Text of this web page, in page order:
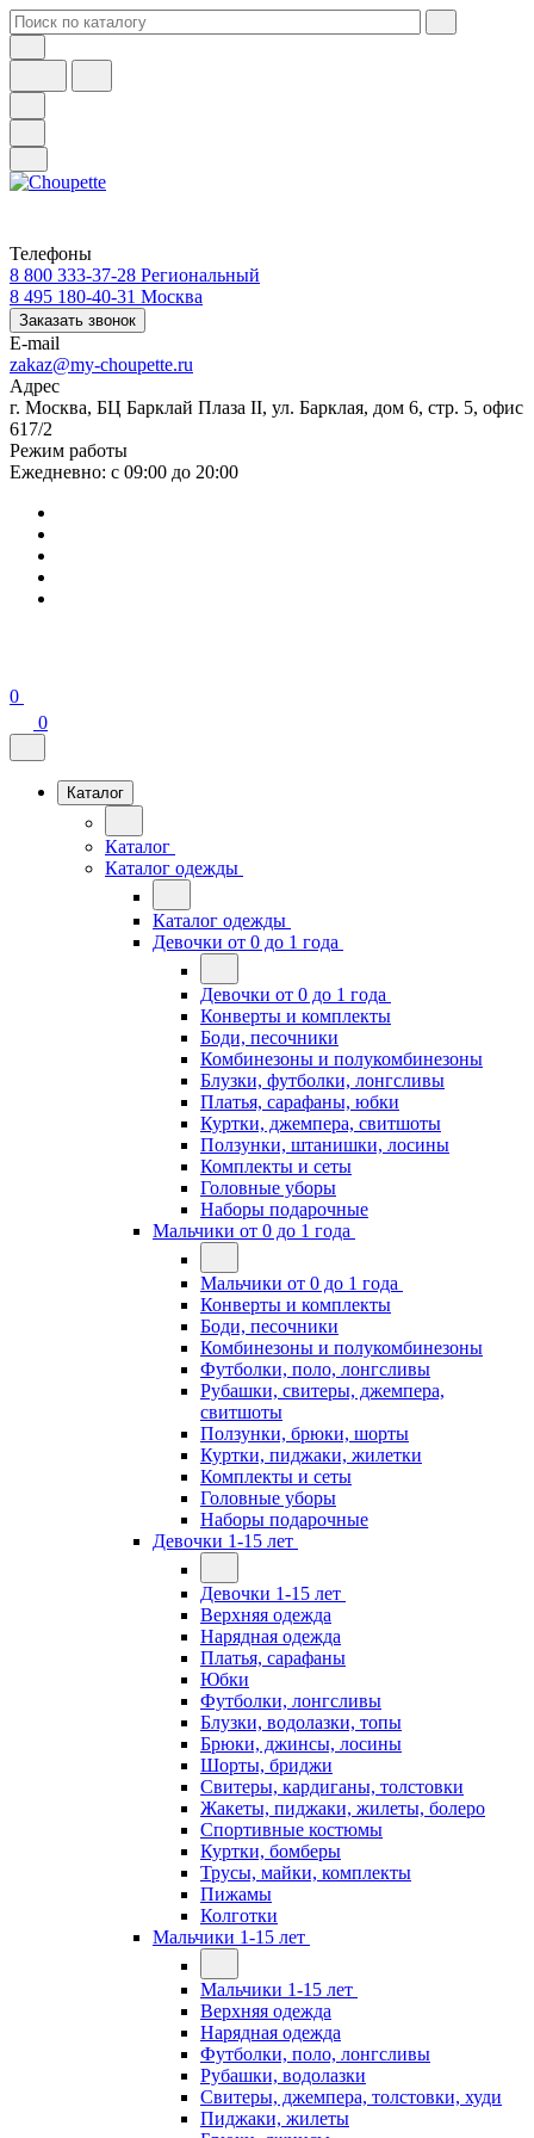
Телефоны
8 800 333-37-28 Региональный
8 495 180-40-31 Москва
Заказать звонок
E-mail
zakaz@my-choupette.ru
Адрес
г. Москва, БЦ Барклай Плаза II, ул. Барклая, дом 6, стр. 5, офис
617/2
Режим работы
Ежедневно: с 09:00 до 20:00
0
0
Каталог
Каталог
Каталог одежды
Каталог одежды
Девочки от 0 до 1 года
Девочки от 0 до 1 года
Конверты и комплекты
Боди, песочники
Комбинезоны и полукомбинезоны
Блузки, футболки, лонгсливы
Платья, сарафаны, юбки
Куртки, джемпера, свитшоты
Ползунки, штанишки, лосины
Комплекты и сеты
Головные уборы
Наборы подарочные
Мальчики от 0 до 1 года
Мальчики от 0 до 1 года
Конверты и комплекты
Боди, песочники
Комбинезоны и полукомбинезоны
Футболки, поло, лонгсливы
Рубашки, свитеры, джемпера,
свитшоты
Ползунки, брюки, шорты
Куртки, пиджаки, жилетки
Комплекты и сеты
Головные уборы
Наборы подарочные
Девочки 1-15 лет
Девочки 1-15 лет
Верхняя одежда
Нарядная одежда
Платья, сарафаны
Юбки
Футболки, лонгсливы
Блузки, водолазки, топы
Брюки, джинсы, лосины
Шорты, бриджи
Свитеры, кардиганы, толстовки
Жакеты, пиджаки, жилеты, болеро
Спортивные костюмы
Куртки, бомберы
Трусы, майки, комплекты
Пижамы
Колготки
Мальчики 1-15 лет
Мальчики 1-15 лет
Верхняя одежда
Нарядная одежда
Футболки, поло, лонгсливы
Рубашки, водолазки
Свитеры, джемпера, толстовки, худи
Пиджаки, жилеты